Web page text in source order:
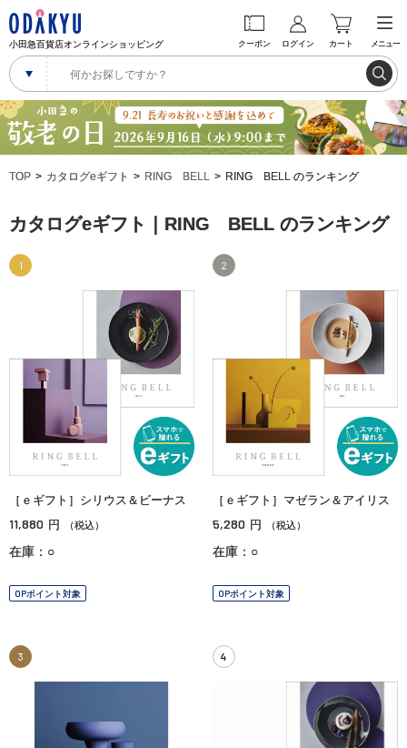
小田急百貨店オンラインショッピング クーポン ログイン カート メニュー
TOP カタログeギフト RING BELL RING BELL のランキング
カタログeギフト｜RING BELL のランキング
1
［ｅギフト］シリウス＆ビーナス
11,880 円 （税込）
在庫：○
OPポイント対象
2
［ｅギフト］マゼラン＆アイリス
5,280 円 （税込）
在庫：○
OPポイント対象
3 4